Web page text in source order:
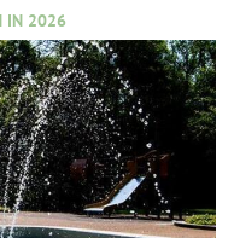
IN 2026